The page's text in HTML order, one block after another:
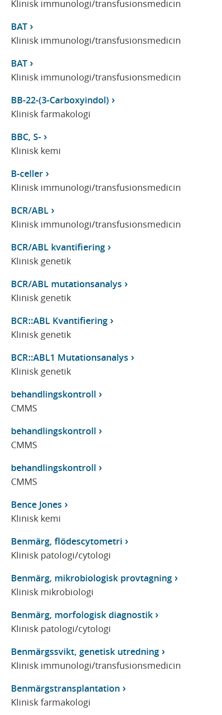
Klinisk immunologi/transfusionsmedicin
BAT
Klinisk immunologi/transfusionsmedicin
BAT
Klinisk immunologi/transfusionsmedicin
BB-22-(3-Carboxyindol)
Klinisk farmakologi
BBC, S-
Klinisk kemi
B-celler
Klinisk immunologi/transfusionsmedicin
BCR/ABL
Klinisk immunologi/transfusionsmedicin
BCR/ABL kvantifiering
Klinisk genetik
BCR/ABL mutationsanalys
Klinisk genetik
BCR::ABL Kvantifiering
Klinisk genetik
BCR::ABL1 Mutationsanalys
Klinisk genetik
behandlingskontroll
CMMS
behandlingskontroll
CMMS
behandlingskontroll
CMMS
Bence Jones
Klinisk kemi
Benmärg, flödescytometri
Klinisk patologi/cytologi
Benmärg, mikrobiologisk provtagning
Klinisk mikrobiologi
Benmärg, morfologisk diagnostik
Klinisk patologi/cytologi
Benmärgssvikt, genetisk utredning
Klinisk immunologi/transfusionsmedicin
Benmärgstransplantation
Klinisk farmakologi